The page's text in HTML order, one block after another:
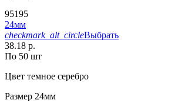
95195
24мм
checkmark_alt_circleВыбрать
38.18 р.
По 50 шт
Цвет темное серебро
Размер 24мм